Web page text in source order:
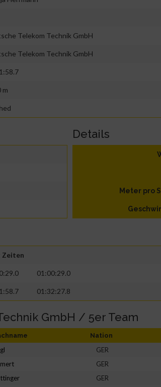
Telekom Technik GmbH
Telekom Technik GmbH
m
Details
Meter pro
Zeiten
01:00:29.0
01:32:27.8
GmbH / 5er Team
Nation
GER
GER
GER